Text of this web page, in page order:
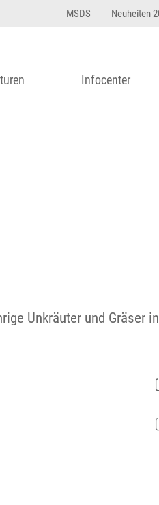
MSDS Neuheiten
Infocenter
test 123 dfasdf
Unkräuter und